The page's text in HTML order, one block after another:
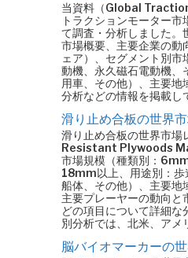
当資料（Global
トラクションモーター
て調査・分析しました。
市場概要、主要企業の動
ェア）、セグメント別
動機、永久磁石電動機、
用車、その他）、主要
分析などの情報を掲載
滑り止め合板の世界
滑り止め合板の世界市
Resistant Plywoods
市場規模（種類別：
18mm以上、用途別：歩
船体、その他）、主要地
主要プレーヤーの動向と
どの項目について詳細な
別分析では、北米、アメ
脳バイオマーカーの